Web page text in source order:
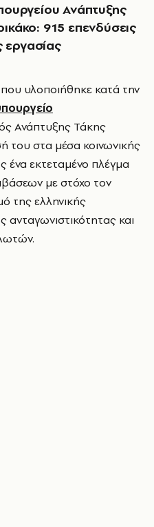
Ανάπτυξης
915 επενδύσεις
εργασίας
υλοποιήθηκε κατά την
Ανάπτυξης Τάκης
του στα μέσα κοινωνικής
ένα εκτεταμένο πλέγμα
με στόχο τον
της ελληνικής
ανταγωνιστικότητας και